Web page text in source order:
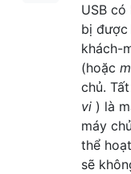
USB
bị được
khách-
(hoặc
chủ.
vi ) là
máy
thể
sẽ